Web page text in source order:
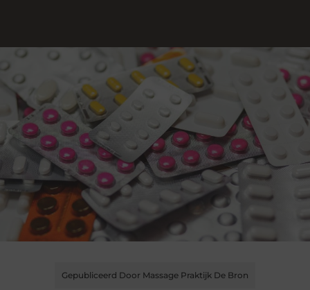
Gepubliceerd Door Massage Praktijk De Bron